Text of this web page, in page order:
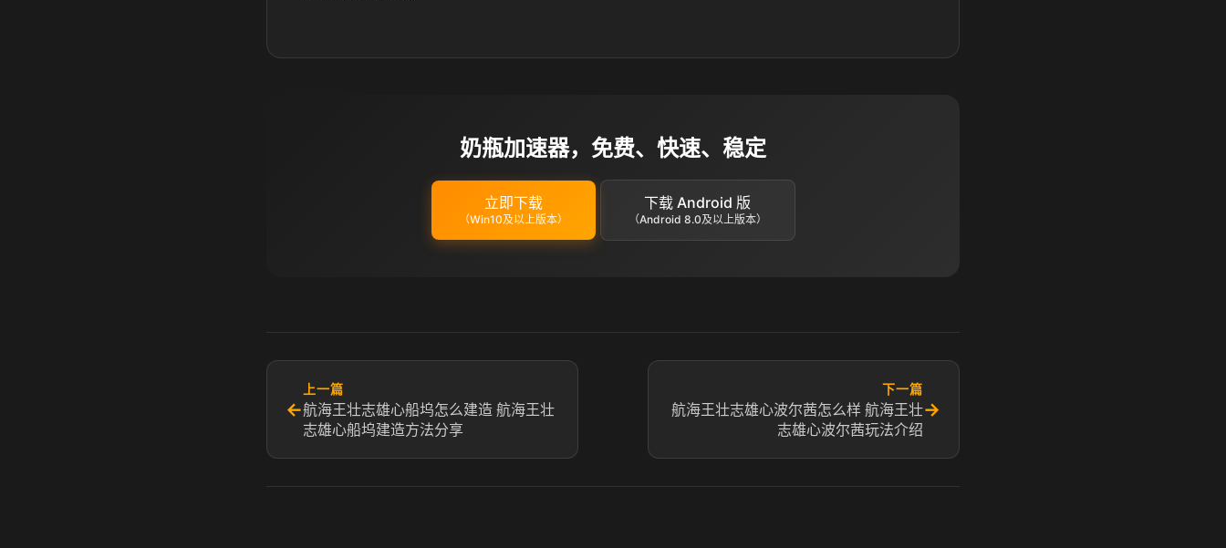
奶瓶加速器，免费、快速、稳定
立即下载
（Win10及以上版本）
下载 Android 版
（Android 8.0及以上版本）
←
上一篇
航海王壮志雄心船坞怎么建造 航海王壮
志雄心船坞建造方法分享
下一篇
航海王壮志雄心波尔茜怎么样 航海王壮
志雄心波尔茜玩法介绍
→